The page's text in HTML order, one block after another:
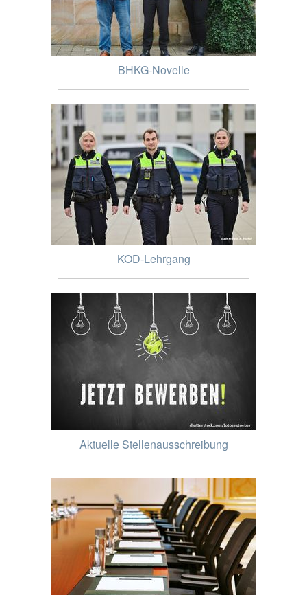
BHKG-Novelle
KOD-Lehrgang
Aktuelle Stellenausschreibung